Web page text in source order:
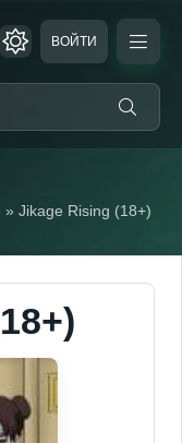
ВОЙТИ
» Jikage Rising (18+)